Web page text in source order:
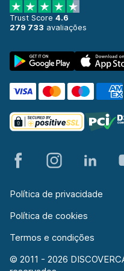
197 ofertas especiais em 1
Trust Score 4.6
279 733 avaliações
© 2011 - 2026
Política de privacidade
Política de cookies
Termos e condições